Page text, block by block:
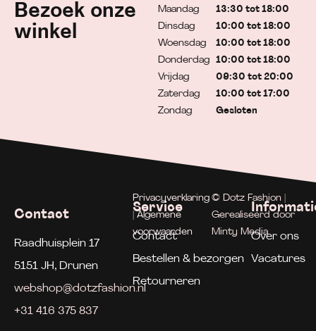
Bezoek onze
winkel
Maandag
Dinsdag
Woensdag
Donderdag
Vrijdag
Zaterdag
Zondag
13:30 tot 18:00
10:00 tot 18:00
10:00 tot 18:00
10:00 tot 18:00
09:30 tot 20:00
10:00 tot 17:00
Gesloten
Contact
Raadhuisplein 17
5151 JH, Drunen
webshop@dotzfashion.nl
+31 416 375 837
Service
Contact
Bestellen & bezorgen
Retourneren
Over ons
Vacatures
Privacyverklaring
| Algemene
voorwaarden
© Dotz Fashion |
Gerealiseerd door
Minty Media